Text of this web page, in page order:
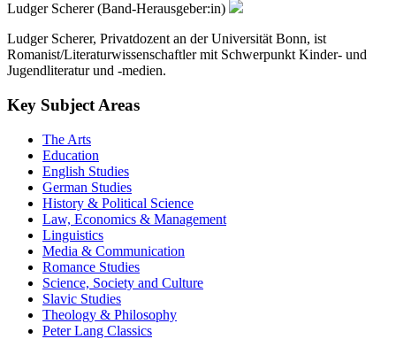
Ludger Scherer (Band-Herausgeber:in)
Ludger Scherer, Privatdozent an der Universität Bonn, ist
Romanist/Literaturwissenschaftler mit Schwerpunkt Kinder- und
Jugendliteratur und -medien.
Key Subject Areas
The Arts
Education
English Studies
German Studies
History & Political Science
Law, Economics & Management
Linguistics
Media & Communication
Romance Studies
Science, Society and Culture
Slavic Studies
Theology & Philosophy
Peter Lang Classics